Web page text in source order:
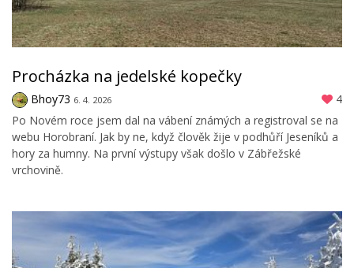
Procházka na jedelské kopečky
Bhoy73 6. 4. 2026
4
Po Novém roce jsem dal na vábení známých a registroval se na
webu Horobraní. Jak by ne, když člověk žije v podhůří Jeseníků a
hory za humny. Na první výstupy však došlo v Zábřežské
vrchovině.